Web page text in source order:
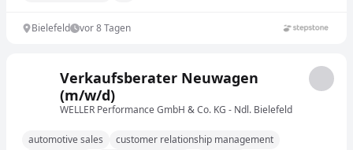
Bielefeld vor 8 Tagen
Verkaufsberater Neuwagen
(m/w/d)
WELLER Performance GmbH & Co. KG - Ndl. Bielefeld
automotive sales
customer relationship management